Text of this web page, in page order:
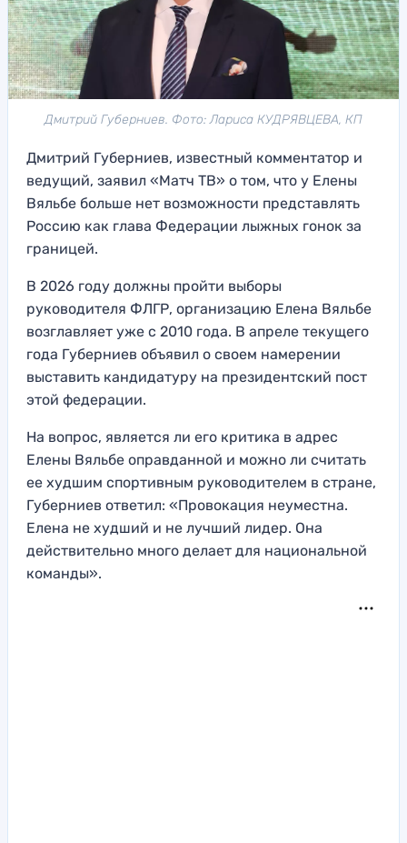
Дмитрий Губерниев. Фото: Лариса КУДРЯВЦЕВА, КП
Дмитрий Губерниев, известный комментатор и
ведущий, заявил «Матч ТВ» о том, что у Елены
Вяльбе больше нет возможности представлять
Россию как глава Федерации лыжных гонок за
границей.
В 2026 году должны пройти выборы
руководителя ФЛГР, организацию Елена Вяльбе
возглавляет уже с 2010 года. В апреле текущего
года Губерниев объявил о своем намерении
выставить кандидатуру на президентский пост
этой федерации.
На вопрос, является ли его критика в адрес
Елены Вяльбе оправданной и можно ли считать
ее худшим спортивным руководителем в стране,
Губерниев ответил: «Провокация неуместна.
Елена не худший и не лучший лидер. Она
действительно много делает для национальной
команды».